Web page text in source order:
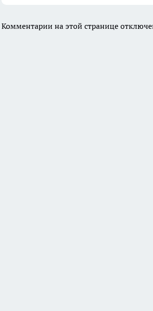
Комментарии на этой странице